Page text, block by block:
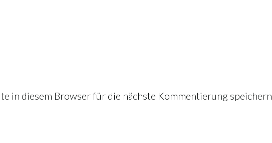
in diesem Browser für die nächste Kommentierung speichern.